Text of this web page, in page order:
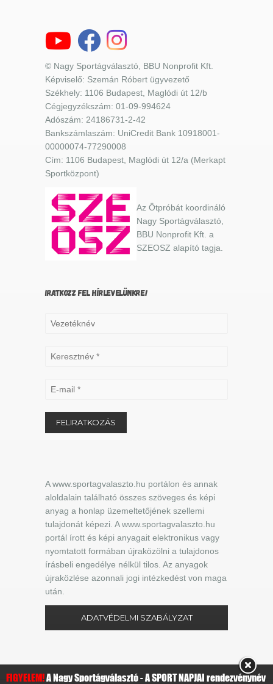
© Nagy Sportágválasztó, BBU Nonprofit Kft.
Képviselő: Szemán Róbert ügyvezető
Székhely: 1106 Budapest, Maglódi út 12/b
Cégjegyzékszám: 01-09-994624
Adószám: 24186731-2-42
Bankszámlaszám: UniCredit Bank 10918001-
00000074-77290008
Cím: 1106 Budapest, Maglódi út 12/a (Merkapt
Sportközpont)
Az Ötpróbát koordináló
Nagy Sportágválasztó,
BBU Nonprofit Kft. a
SZEOSZ alapító tagja.
IRATKOZZ FEL HÍRLEVELÜNKRE!
A www.sportagvalaszto.hu portálon és annak
aloldalain található összes szöveges és képi
anyag a honlap üzemeltetőjének szellemi
tulajdonát képezi. A www.sportagvalaszto.hu
portál írott és képi anyagait elektronikus vagy
nyomtatott formában újraközölni a tulajdonos
írásbeli engedélye nélkül tilos. Az anyagok
újraközlése azonnali jogi intézkedést von maga
után.
ADATVÉDELMI SZABÁLYZAT
FIGYELEM!A Nagy Sportágválasztó - A SPORT NAPJAI rendezvénynév